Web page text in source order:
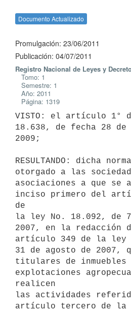
Documento Actualizado
Promulgación: 23/06/2011
Publicación: 04/07/2011
Registro Nacional de Leyes y
Tomo: 1
Semestre: 1
Año: 2011
Página: 1319
VISTO: el artículo 1°
18.638, de fecha 28 de
2009;
RESULTANDO: dicha
otorgado a las
asociaciones a que se
inciso primero del
de
la ley No. 18.092, de
2007, en la redacción
artículo 349 de la ley
31 de agosto de 2007,
titulares de inmuebles
explotaciones
realicen
las actividades
artículo tercero de la